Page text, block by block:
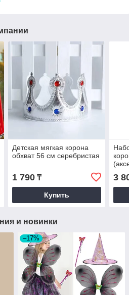
Детская мягкая корона
обхват 56 см серебристая
1 790₸
Купить
3
и новинки
–17%